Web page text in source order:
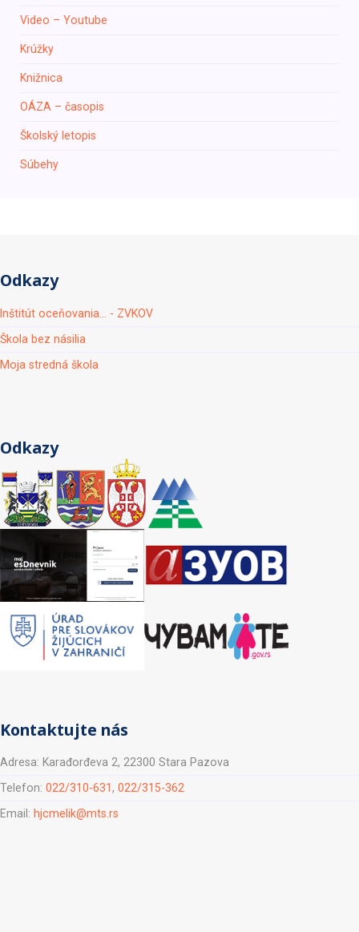
Video – Youtube
Krúžky
Knižnica
ОÁZA – časopis
Školský letopis
Súbehy
Odkazy
Inštitút oceňovania... - ZVKOV
Škola bez násilia
Moja stredná škola
Odkazy
Kontaktujte nás
Adresa: Karađorđeva 2, 22300 Stara Pazova
Telefon: 022/310-631, 022/315-362
Email: hjcmelik@mts.rs